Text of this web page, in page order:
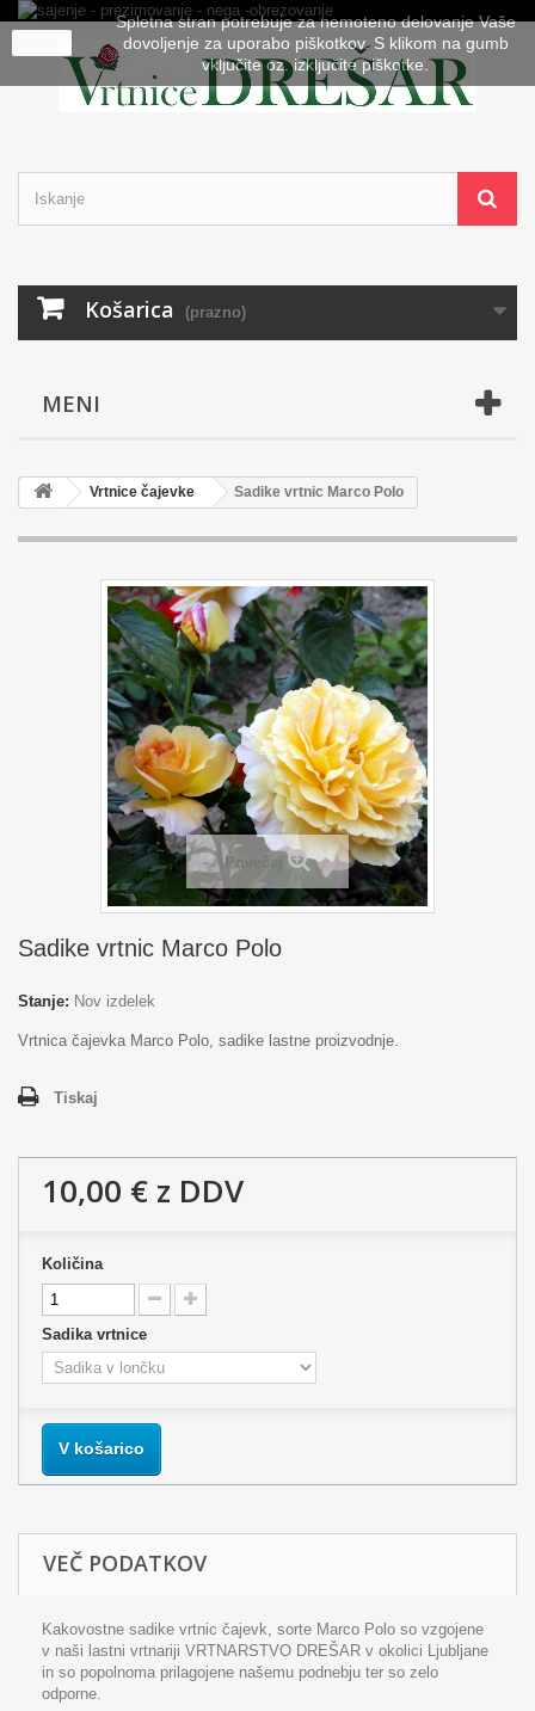
Košarica (prazno)
MENI
Vrtnice čajevke Sadike vrtnic Marco Polo
Povečaj
Sadike vrtnic Marco Polo
Stanje: Nov izdelek
Vrtnica čajevka Marco Polo, sadike lastne proizvodnje.
Tiskaj
10,00 € z DDV
Količina
Sadika vrtnice
V košarico
VEČ PODATKOV
Kakovostne sadike vrtnic čajevk, sorte Marco Polo so vzgojene
v naši lastni vrtnariji VRTNARSTVO DREŠAR v okolici Ljubljane
in so popolnoma prilagojene našemu podnebju ter so zelo
odporne.
Spletna stran potrebuje za nemoteno delovanje Vaše
dovoljenje za uporabo piškotkov. S klikom na gumb
vključite oz. izključite piškotke.